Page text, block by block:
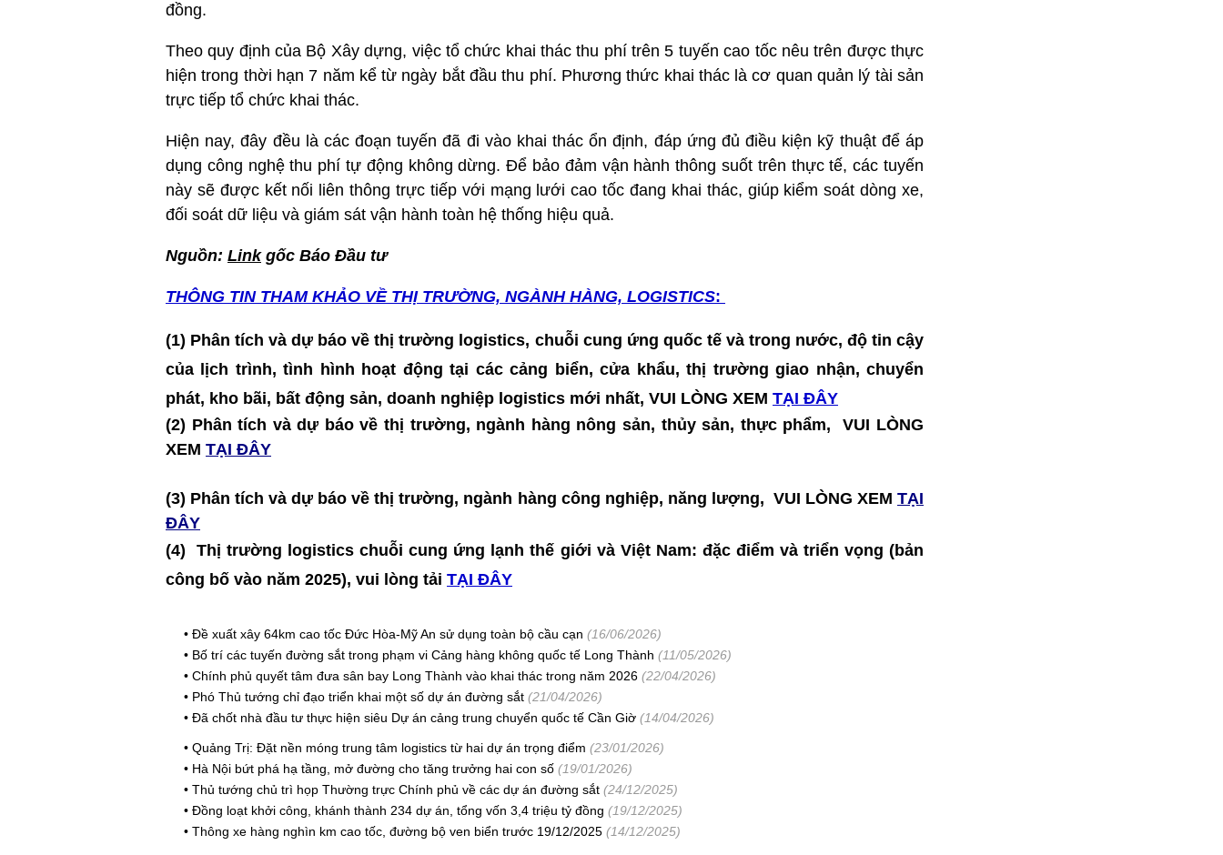
đồng.
Theo quy định của Bộ Xây dựng, việc tổ chức khai thác thu phí trên 5 tuyến cao tốc nêu trên được thực
hiện trong thời hạn 7 năm kể từ ngày bắt đầu thu phí. Phương thức khai thác là cơ quan quản lý tài sản
trực tiếp tổ chức khai thác.
Hiện nay, đây đều là các đoạn tuyến đã đi vào khai thác ổn định, đáp ứng đủ điều kiện kỹ thuật để áp
dụng công nghệ thu phí tự động không dừng. Để bảo đảm vận hành thông suốt trên thực tế, các tuyến
này sẽ được kết nối liên thông trực tiếp với mạng lưới cao tốc đang khai thác, giúp kiểm soát dòng xe,
đối soát dữ liệu và giám sát vận hành toàn hệ thống hiệu quả.
Nguồn: Linkgốc Báo Đầu tư
THÔNG TIN THAM KHẢO VỀ THỊ TRƯỜNG, NGÀNH HÀNG, LOGISTICS:
(1) Phân tích và dự báo về thị trường logistics, chuỗi cung ứng quốc tế và trong nước, độ tin cậy
của lịch trình, tình hình hoạt động tại các cảng biển, cửa khẩu, thị trường giao nhận, chuyển
phát, kho bãi, bất động sản, doanh nghiệp logistics mới nhất, VUI LÒNG XEM TẠI ĐÂY
(2) Phân tích và dự báo về thị trường, ngành hàng nông sản, thủy sản, thực phẩm, VUI LÒNG
XEM TẠI ĐÂY
(3) Phân tích và dự báo về thị trường, ngành hàng công nghiệp, năng lượng, VUI LÒNG XEM TẠI
ĐÂY
(4)Thị trường logistics chuỗi cung ứng lạnh thế giới và Việt Nam: đặc điểm và triển vọng (bản
công bố vào năm 2025), vui lòng tải TẠI ĐÂY
• Đề xuất xây 64km cao tốc Đức Hòa-Mỹ An sử dụng toàn bộ cầu cạn (16/06/2026)
• Bố trí các tuyến đường sắt trong phạm vi Cảng hàng không quốc tế Long Thành (11/05/2026)
• Chính phủ quyết tâm đưa sân bay Long Thành vào khai thác trong năm 2026 (22/04/2026)
• Phó Thủ tướng chỉ đạo triển khai một số dự án đường sắt (21/04/2026)
• Đã chốt nhà đầu tư thực hiện siêu Dự án cảng trung chuyển quốc tế Cần Giờ (14/04/2026)
• Quảng Trị: Đặt nền móng trung tâm logistics từ hai dự án trọng điểm (23/01/2026)
• Hà Nội bứt phá hạ tầng, mở đường cho tăng trưởng hai con số (19/01/2026)
• Thủ tướng chủ trì họp Thường trực Chính phủ về các dự án đường sắt (24/12/2025)
• Đồng loạt khởi công, khánh thành 234 dự án, tổng vốn 3,4 triệu tỷ đồng (19/12/2025)
• Thông xe hàng nghìn km cao tốc, đường bộ ven biển trước 19/12/2025 (14/12/2025)